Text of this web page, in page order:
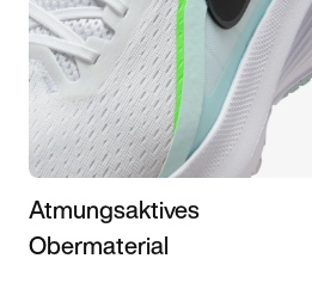
Atmungsaktives
Obermaterial